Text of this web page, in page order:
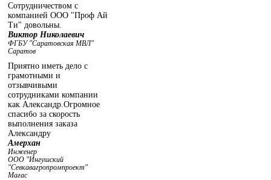
Сотрудничеством с
компанией ООО "Проф Ай
Ти" довольны.
Виктор Николаевич
ФГБУ "Саратовская МВЛ"
Саратов
Приятно иметь дело с
грамотными и
отзывчивыми
сотрудниками компании
как Александр.Огромное
спасибо за скорость
выполнения заказа
Александру
Амерхан
Инженер
ООО "Ингушский
"Севкавагропромпроект"
Магас